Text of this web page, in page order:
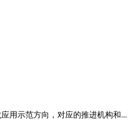
用示范方向，对应的推进机构和...